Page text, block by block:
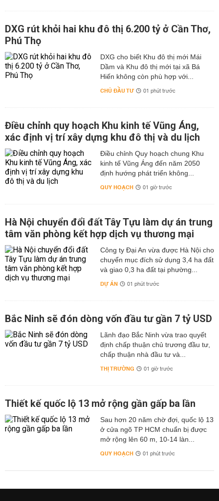
DXG rút khỏi hai khu đô thị 6.200 tỷ ở Cần Thơ,
Phú Thọ
DXG cho biết Khu đô thị mới Mái
Dầm và Khu đô thị mới tại xã Bá
Hiến không còn phù hợp với...
CHỦ ĐẦU TƯ 01 phút trước
Điều chỉnh quy hoạch Khu kinh tế Vũng Áng,
xác định vị trí xây dựng khu đô thị và du lịch
Điều chỉnh Quy hoạch chung Khu
kinh tế Vũng Áng đến năm 2050
định hướng phát triển không...
QUY HOẠCH 01 giờ trước
Hà Nội chuyển đổi đất Tây Tựu làm dự án trung
tâm văn phòng kết hợp dịch vụ thương mại
Công ty Đại An vừa được Hà Nội cho
chuyển mục đích sử dụng 3,4 ha đất
và giao 0,3 ha đất tại phường...
DỰ ÁN 01 phút trước
Bắc Ninh sẽ đón dòng vốn đầu tư gần 7 tỷ USD
Lãnh đạo Bắc Ninh vừa trao quyết
định chấp thuận chủ trương đầu tư,
chấp thuận nhà đầu tư và...
THỊ TRƯỜNG 01 giờ trước
Thiết kế quốc lộ 13 mở rộng gần gấp ba lần
Sau hơn 20 năm chờ đợi, quốc lộ 13
ở cửa ngõ TP HCM chuẩn bị được
mở rộng lên 60 m, 10-14 làn...
QUY HOẠCH 01 phút trước